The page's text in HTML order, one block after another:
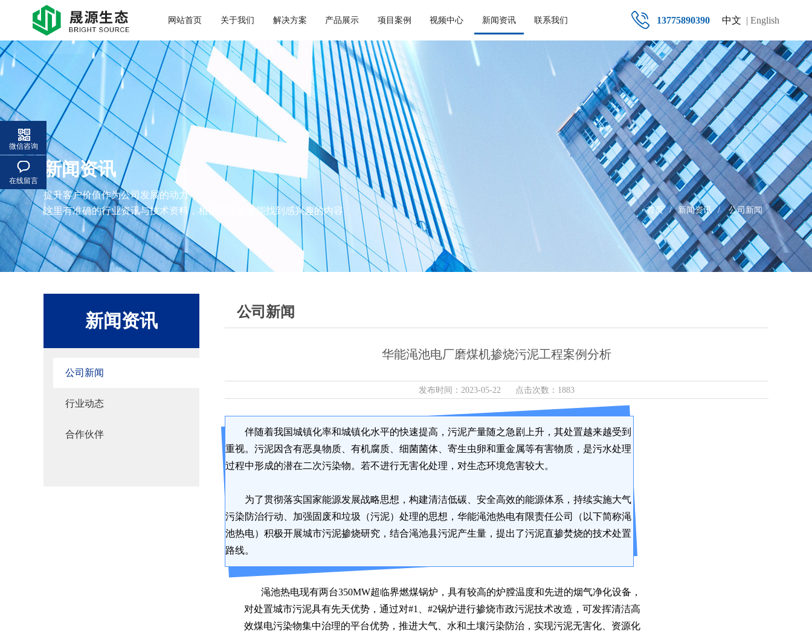
网站首页 关于我们 解决方案 产品展示 项目案例 视频中心 新闻资讯 联系我们 中文 | English
13775890390
新闻资讯
提升客户价值作为公司发展的动力
这里有准确的行业资讯与技术资料，相信您在这里能找到感兴趣的内容
首页 / 新闻资讯 / 公司新闻
新闻资讯
公司新闻
行业动态
合作伙伴
公司新闻
华能渑池电厂磨煤机掺烧污泥工程案例分析
发布时间：2023-05-22 点击次数：1883
伴随着我国城镇化率和城镇化水平的快速提高，污泥产量随之急剧上升，其处置越来越受到
重视。污泥因含有恶臭物质、有机腐质、细菌菌体、寄生虫卵和重金属等有害物质，是污水处理
过程中形成的潜在二次污染物。若不进行无害化处理，对生态环境危害较大。
为了贯彻落实国家能源发展战略思想，构建清洁低碳、安全高效的能源体系，持续实施大气
污染防治行动、加强固废和垃圾（污泥）处理的思想，华能渑池热电有限责任公司（以下简称渑
池热电）积极开展城市污泥掺烧研究，结合渑池县污泥产生量，提出了污泥直掺焚烧的技术处置
路线。
渑池热电现有两台350MW超临界燃煤锅炉，具有较高的炉膛温度和先进的烟气净化设备，
对处置城市污泥具有先天优势，通过对#1、#2锅炉进行掺烧市政污泥技术改造，可发挥清洁高
效煤电污染物集中治理的平台优势，推进大气、水和土壤污染防治，实现污泥无害化、资源化
微信咨询
在线留言